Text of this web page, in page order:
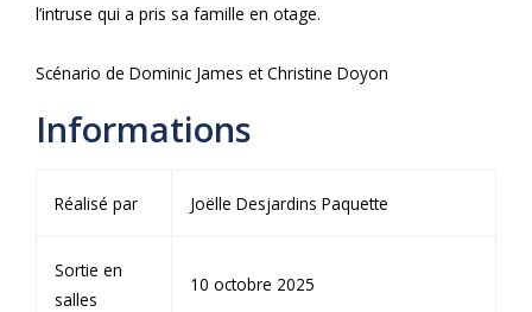
l’intruse qui a pris sa famille en otage.
Scénario de Dominic James et Christine Doyon
Informations
Réalisé par Joëlle Desjardins Paquette
Sortie en
salles
10 octobre 2025